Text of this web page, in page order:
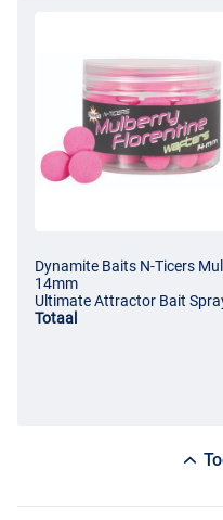
Dynamite Baits N-Ticers
14mm
Ultimate Attractor Bait
Totaal